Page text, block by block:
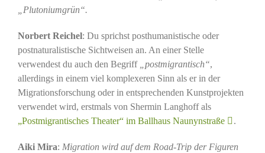
„Plutoniumgrün“.
Norbert Reichel: Du sprichst posthumanistische oder
postnaturalistische Sichtweisen an. An einer Stelle
verwendest du auch den Begriff
„postmigrantisch“,
allerdings in einem viel komplexeren Sinn als er in der
Migrationsforschung oder in entsprechenden Kunstprojekten
verwendet wird, erstmals von Shermin Langhoff als
„Postmigrantisches Theater“ im Ballhaus Naunynstraße
.
Aiki Mira: Migration wird auf dem Road-Trip der Figuren